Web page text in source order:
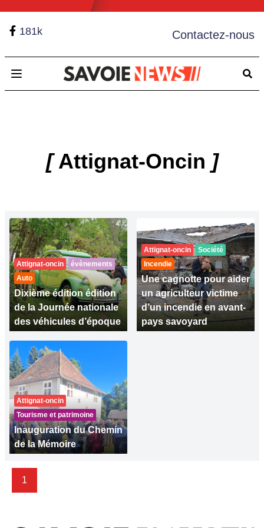
181k Contactez-nous
Open main menu
[Attignat-Oncin ]
Attignat-oncin
évènements
Auto
Dixième édition édition
de la Journée nationale
des véhicules d’époque
Attignat-oncin
Société
Incendie
Une cagnotte pour aider
un agriculteur victime
d’un incendie en avant-
pays savoyard
Attignat-oncin
Tourisme et patrimoine
Inauguration du Chemin
de la Mémoire
1